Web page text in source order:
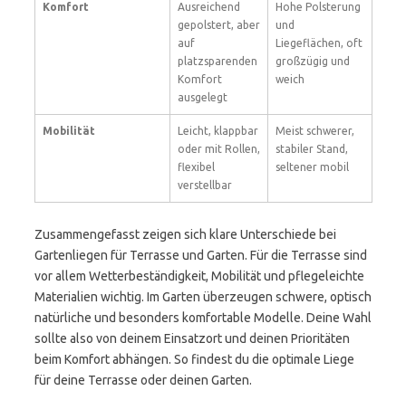
Komfort
Ausreichend
gepolstert, aber
auf
platzsparenden
Komfort
ausgelegt
Hohe Polsterung
und
Liegeflächen, oft
großzügig und
weich
Mobilität
Leicht, klappbar
oder mit Rollen,
flexibel
verstellbar
Meist schwerer,
stabiler Stand,
seltener mobil
Zusammengefasst zeigen sich klare Unterschiede bei
Gartenliegen für Terrasse und Garten. Für die Terrasse sind
vor allem Wetterbeständigkeit, Mobilität und pflegeleichte
Materialien wichtig. Im Garten überzeugen schwere, optisch
natürliche und besonders komfortable Modelle. Deine Wahl
sollte also von deinem Einsatzort und deinen Prioritäten
beim Komfort abhängen. So findest du die optimale Liege
für deine Terrasse oder deinen Garten.